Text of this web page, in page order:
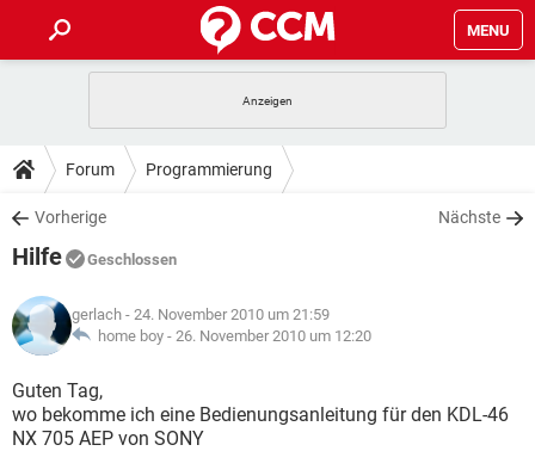
MENU
ANDROID IOS
WINDOWS 10
WHATSAPP
FACEBOOK
TIPPS & TRICKS
SPIELE
WHATSAPP TIKTOK
FACEBOOK
DOWNLOADS
SPIELE
ANDROID
WINDOWS 10 INSTAGRAM
WHATSAPP
FACEBOOK HARDWARE
FORUM
SPIELE STREAMING
ANDROID
WINDOWS 10
WHATSAPP
LEXIKON
SPIELE
ANDROID IOS
Forum Programmierung
Vorherige Nächste
Hilfe Geschlossen
gerlach - 24. November 2010 um 21:59
home boy - 26. November 2010 um 12:20
Guten Tag,
wo bekomme ich eine Bedienungsanleitung für den KDL-46
NX 705 AEP von SONY